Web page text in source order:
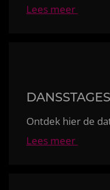
Lees meer
Ontdek hier de
Lees meer